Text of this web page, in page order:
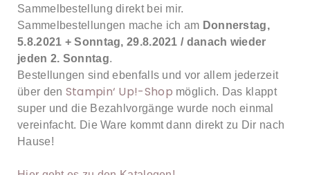
Sammelbestellung direkt bei mir.
Sammelbestellungen mache ich am Donnerstag,
5.8.2021 + Sonntag, 29.8.2021 / danach wieder
jeden 2. Sonntag.
Bestellungen sind ebenfalls und vor allem jederzeit
über den Stampin‘ Up!-Shop möglich. Das klappt
super und die Bezahlvorgänge wurde noch einmal
vereinfacht. Die Ware kommt dann direkt zu Dir nach
Hause!